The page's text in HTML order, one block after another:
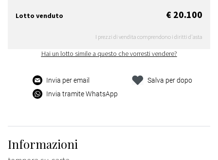
Lotto venduto € 20.100
I prezzi di vendita comprendono i diritti d'asta
Hai un lotto simile a questo che vorresti vendere?
Invia per email
Invia tramite WhatsApp
Salva per dopo
Informazioni